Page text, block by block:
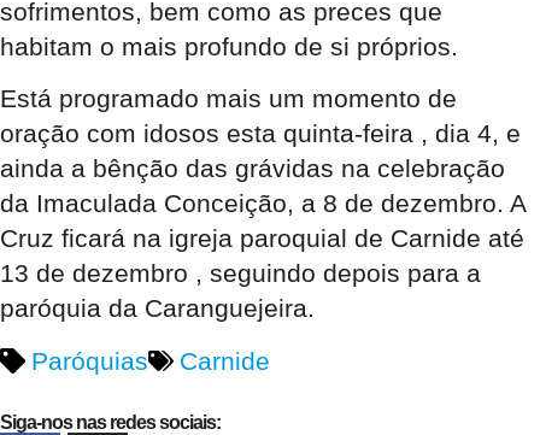
sofrimentos, bem como as preces que
habitam o mais profundo de si próprios.
Está programado mais um momento de
oração com idosos esta quinta-feira , dia 4, e
ainda a bênção das grávidas na celebração
da Imaculada Conceição, a 8 de dezembro. A
Cruz ficará na igreja paroquial de Carnide até
13 de dezembro , seguindo depois para a
paróquia da Caranguejeira.
Paróquias
Carnide
Siga-nos nas redes sociais: